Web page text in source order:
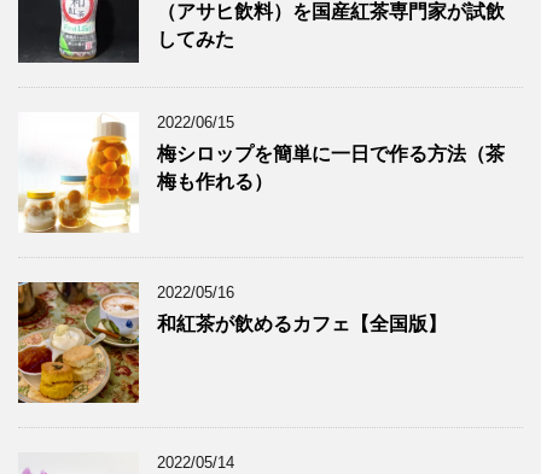
（アサヒ飲料）を国産紅茶専門家が試飲
してみた
2022/06/15
梅シロップを簡単に一日で作る方法（茶
梅も作れる）
2022/05/16
和紅茶が飲めるカフェ【全国版】
2022/05/14